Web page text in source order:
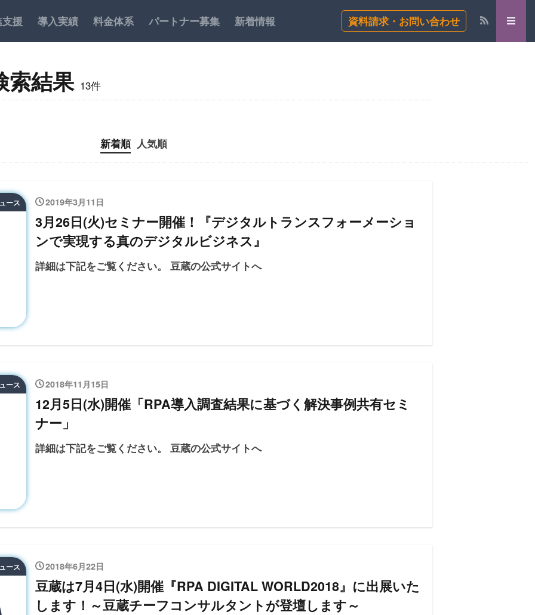
援 導入実績 料金体系 パートナー募集 新着情報 資料請求・お問い合わせ
索結果 13件
新着順 人気順
ース 2019年3月11日
3月26日(火)セミナー開催！『デジタルトランスフォーメーショ
ンで実現する真のデジタルビジネス』
詳細は下記をご覧ください。 豆蔵の公式サイトへ
ース 2018年11月15日
12月5日(水)開催「RPA導入調査結果に基づく解決事例共有セミ
ナー」
詳細は下記をご覧ください。 豆蔵の公式サイトへ
ース 2018年6月22日
豆蔵は7月4日(水)開催『RPA DIGITAL WORLD2018』に出展いた
します！～豆蔵チーフコンサルタントが登壇します～